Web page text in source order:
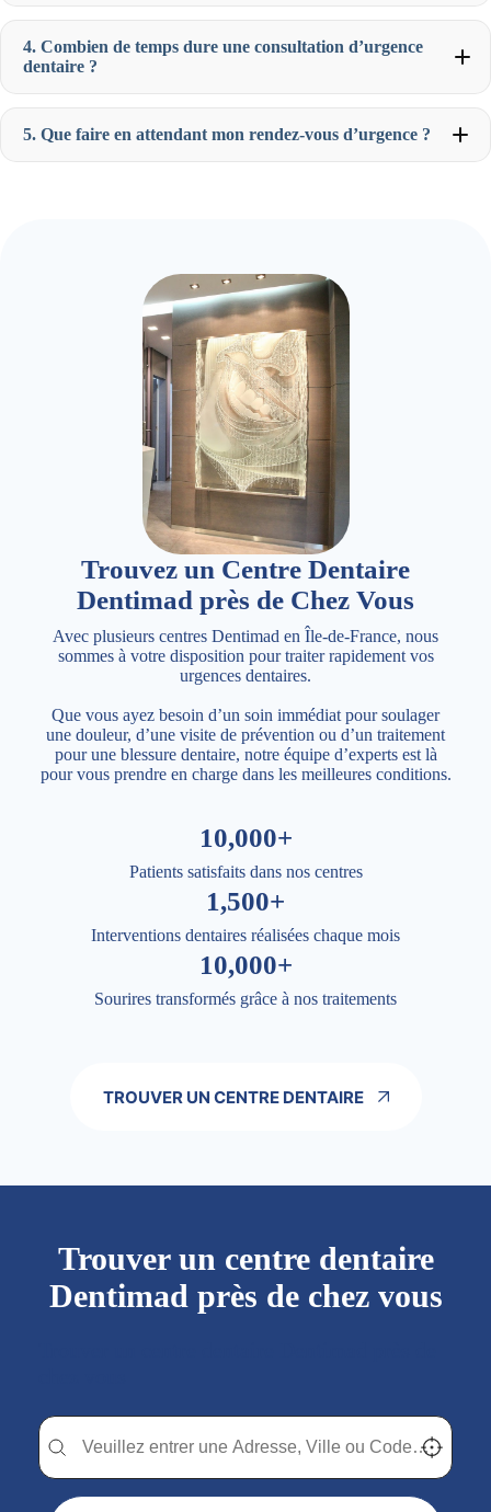
4. Combien de temps dure une consultation d’urgence
dentaire ?
5. Que faire en attendant mon rendez-vous d’urgence ?
Trouvez un Centre Dentaire
Dentimad près de Chez Vous
Avec plusieurs centres Dentimad en Île-de-France, nous
sommes à votre disposition pour traiter rapidement vos
urgences dentaires.
Que vous ayez besoin d’un soin immédiat pour soulager
une douleur, d’une visite de prévention ou d’un traitement
pour une blessure dentaire, notre équipe d’experts est là
pour vous prendre en charge dans les meilleures conditions.
10,000+
Patients satisfaits dans nos centres
1,500+
Interventions dentaires réalisées chaque mois
10,000+
Sourires transformés grâce à nos traitements
TROUVER UN CENTRE DENTAIRE
Trouver un centre dentaire
Dentimad près de chez vous
Trouver un centre dentaire Dentimad près de
Trouver un centre dentaire Dentimad près de chez vous Localisez-